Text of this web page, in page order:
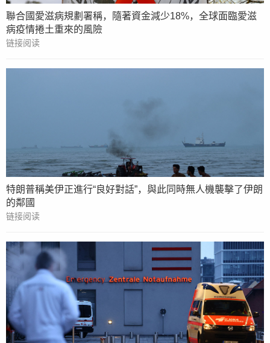
聯合國愛滋病規劃署稱，隨著資金減少18%，全球面臨愛滋
病疫情捲土重來的風險
链接阅读
特朗普稱美伊正進行“良好對話”，與此同時無人機襲擊了伊朗
的鄰國
链接阅读